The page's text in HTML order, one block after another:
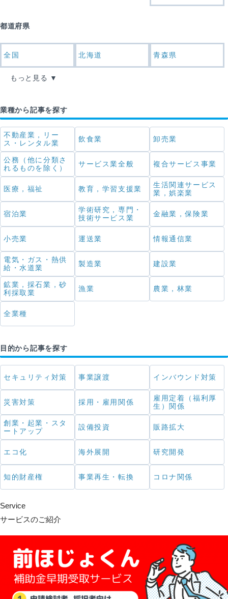
都道府県
全国 北海道 青森県
もっと見る
業種から記事を探す
不動産業，リー
ス・レンタル業
飲食業 卸売業
公務（他に分類さ
れるものを除く）
サービス業全般 複合サービス事業
医療，福祉 教育，学習支援業
生活関連サービス
業，娯楽業
宿泊業
学術研究，専門・
技術サービス業
金融業，保険業
小売業 運送業 情報通信業
電気・ガス・熱供
給・水道業
製造業 建設業
鉱業，採石業，砂
利採取業
漁業 農業，林業
全業種
目的から記事を探す
セキュリティ対策 事業譲渡 インバウンド対策
災害対策 採用・雇用関係
雇用定着（福利厚
生）関係
創業・起業・スタ
ートアップ
設備投資 販路拡大
エコ化 海外展開 研究開発
知的財産権 事業再生・転換 コロナ関係
Service
サービスのご紹介